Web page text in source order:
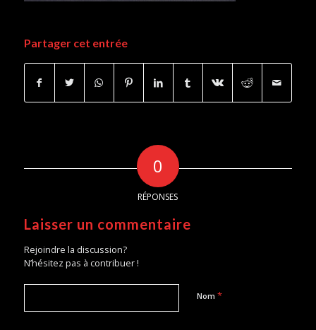
Partager cet entrée
0
RÉPONSES
Laisser un commentaire
Rejoindre la discussion?
N’hésitez pas à contribuer !
Nom *